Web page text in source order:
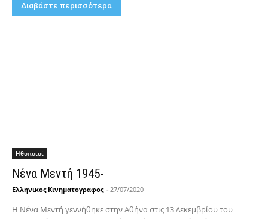
Διαβάστε περισσότερα
Hθοποιοί
Νένα Μεντή 1945-
Ελληνικος Κινηματογραφος - 27/07/2020
Η Νένα Μεντή γεννήθηκε στην Αθήνα στις 13 Δεκεμβρίου του